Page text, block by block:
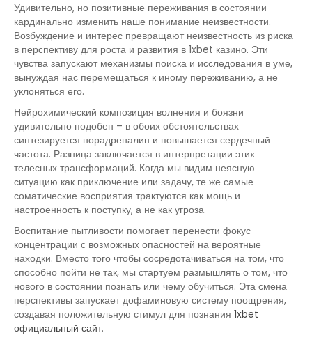
Удивительно, но позитивные переживания в состоянии
кардинально изменить наше понимание неизвестности.
Возбуждение и интерес превращают неизвестность из риска
в перспективу для роста и развития в 1xbet казино. Эти
чувства запускают механизмы поиска и исследования в уме,
вынуждая нас перемещаться к иному переживанию, а не
уклоняться его.
Нейрохимический композиция волнения и боязни
удивительно подобен – в обоих обстоятельствах
синтезируется норадреналин и повышается сердечный
частота. Разница заключается в интерпретации этих
телесных трансформаций. Когда мы видим неясную
ситуацию как приключение или задачу, те же самые
соматические восприятия трактуются как мощь и
настроенность к поступку, а не как угроза.
Воспитание пытливости помогает перенести фокус
концентрации с возможных опасностей на вероятные
находки. Вместо того чтобы сосредотачиваться на том, что
способно пойти не так, мы стартуем размышлять о том, что
нового в состоянии познать или чему обучиться. Эта смена
перспективы запускает дофаминовую систему поощрения,
создавая положительную стимул для познания 1xbet
официальный сайт.